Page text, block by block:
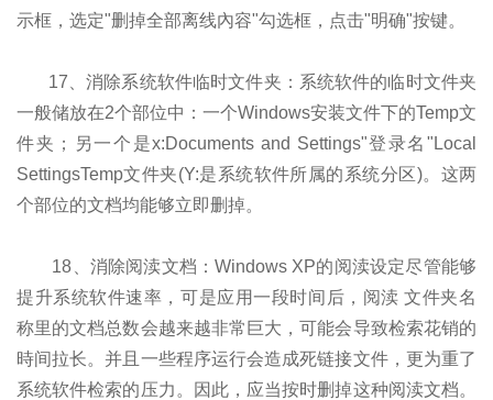
示框，选定"删掉全部离线內容"勾选框，点击"明确"按键。
17、消除系统软件临时文件夹：系统软件的临时文件夹
一般储放在2个部位中：一个Windows安装文件下的Temp文
件夹；另一个是x:Documents and Settings"登录名"Local
SettingsTemp文件夹(Y:是系统软件所属的系统分区)。这两
个部位的文档均能够立即删掉。
18、消除阅渎文档：Windows XP的阅渎设定尽管能够
提升系统软件速率，可是应用一段时间后，阅渎 文件夹名
称里的文档总数会越来越非常巨大，可能会导致检索花销的
時间拉长。并且一些程序运行会造成死链接文件，更为重了
系统软件检索的压力。因此，应当按时删掉这种阅渎文档。